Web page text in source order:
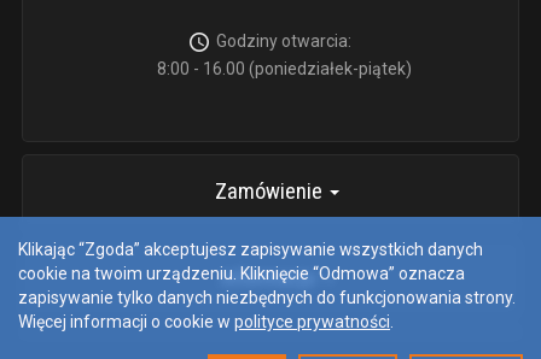
Godziny otwarcia:
8:00 - 16.00 (poniedziałek-piątek)
Zamówienie
informacje
Klikając “Zgoda” akceptujesz zapisywanie wszystkich danych
cookie na twoim urządzeniu. Kliknięcie “Odmowa” oznacza
zapisywanie tylko danych niezbędnych do funkcjonowania strony.
Więcej informacji o cookie w polityce prywatności